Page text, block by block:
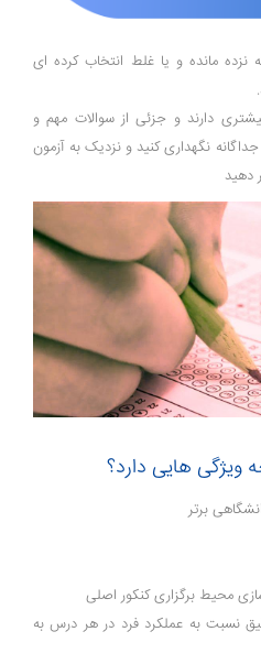
نزده مانده و یا غلط انتخاب کرده ای
دارند و جزئی از سوالات مهم و
نگهداری کنید و نزدیک به آزمون
دهید
ویژگی هایی دارد؟
برتر
محیط برگزاری کنکور اصلی
نسبت به عملکرد فرد در هر درس به